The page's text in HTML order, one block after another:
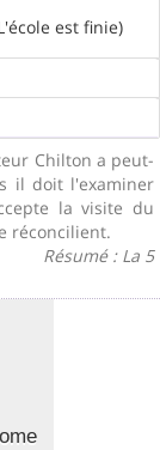
est finie)
Chilton a peut-
il doit l'examiner
la visite du
réconcilient.
Résumé : La 5